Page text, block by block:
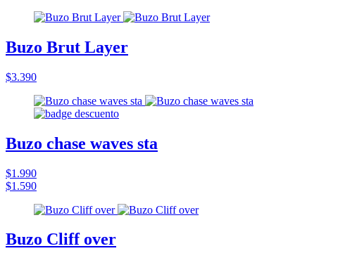
Buzo Brut Layer
$3.390
Buzo chase waves sta
$1.990
$1.590
Buzo Cliff over